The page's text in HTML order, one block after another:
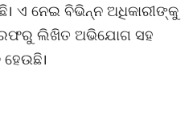
ଏ ନେଇ ବିଭିନ୍ନ ଅଧିକାରୀଙ୍କୁ
ଲିଖିତ ଅଭିଯୋଗ ସହ
ହେଉଛି।